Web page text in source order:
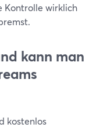
Kontrolle wirklich
kann man
kostenlos